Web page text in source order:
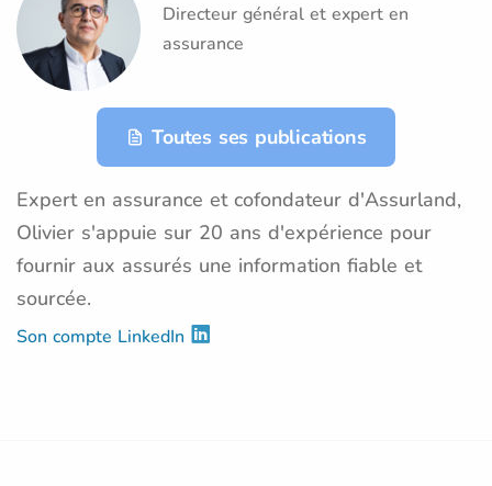
Directeur général et expert en
assurance
Toutes ses publications
Expert en assurance et cofondateur d'Assurland,
Olivier s'appuie sur 20 ans d'expérience pour
fournir aux assurés une information fiable et
sourcée.
Son compte LinkedIn